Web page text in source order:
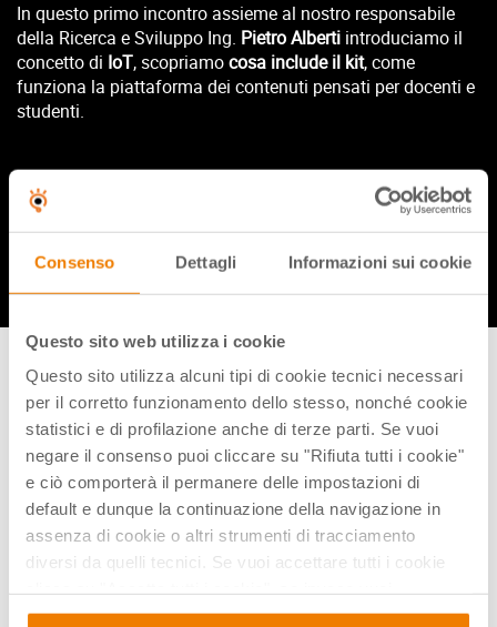
Consenso Dettagli Informazioni sui cookie
Questo sito web utilizza i cookie
Questo sito utilizza alcuni tipi di cookie tecnici necessari
per il corretto funzionamento dello stesso, nonché cookie
statistici e di profilazione anche di terze parti. Se vuoi
negare il consenso puoi cliccare su "Rifiuta tutti i cookie"
e ciò comporterà il permanere delle impostazioni di
default e dunque la continuazione della navigazione in
assenza di cookie o altri strumenti di tracciamento
diversi da quelli tecnici. Se vuoi accettare tutti i cookie
autonomamente selezionare i cookie da accettare clicca
In questo primo incontro assieme al nostro responsabile
della Ricerca e Sviluppo Ing. Pietro Alberti introduciamo il
concetto di IoT, scopriamocosa include il kit, come
funziona la piattaforma dei contenuti pensati per docenti e
studenti.
Condividi flix
Video correlati